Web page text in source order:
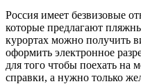
Россия имеет безвизовые
которые предлагают
курортах можно получить
оформить электронное
для того чтобы поехать на
справки, а нужно только